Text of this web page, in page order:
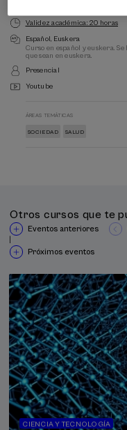
Validez académica: 20 horas
Español Euskera
Curso en español y euskera.
que sean en euskera.
Presencial
Youtube
ÁREAS TEMÁTICAS
SOCIEDAD SALUD
Otros cursos que te
Eventos anteriores
Próximos eventos
CIENCIA Y TECNOLOGÍA